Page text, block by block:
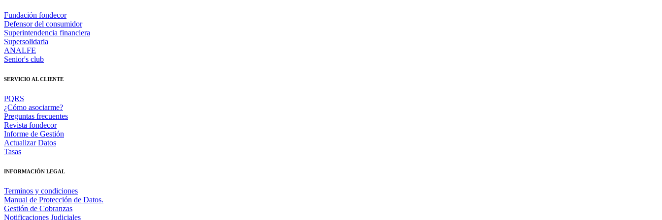
Fundación fondecor
Defensor del consumidor
Superintendencia financiera
Supersolidaria
ANALFE
Senior's club
SERVICIO AL CLIENTE
PQRS
¿Cómo asociarme?
Preguntas frecuentes
Revista fondecor
Informe de Gestión
Actualizar Datos
Tasas
INFORMACIÓN LEGAL
Terminos y condiciones
Manual de Protección de Datos.
Gestión de Cobranzas
Notificaciones Judiciales